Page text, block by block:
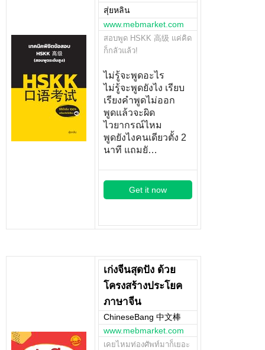
สุ่ยหลิน
www.mebmarket.com
สอบพูด HSKK 高级 แค่คิด
ก็กลัวแล้ว!
ไม่รู้จะพูดอะไร
ไม่รู้จะพูดยังไง เรียบ
เรียงคำพูดไม่ออก
พูดแล้วจะผิด
ไวยากรณ์ไหม
พูดยังไงคนเดียวตั้ง 2
นาที แถมยั…
Get it now
เก่งจีนสุดปัง ด้วย
โครงสร้างประโยค
ภาษาจีน
ChineseBang 中文棒
www.mebmarket.com
เคยไหมท่องศัพท์มาก็เยอะ